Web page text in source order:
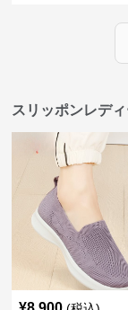
スリッポンレデ